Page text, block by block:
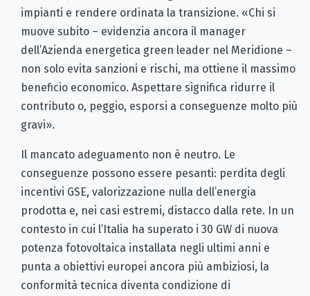
impianti e rendere ordinata la transizione. «Chi si
muove subito – evidenzia ancora il manager
dell’Azienda energetica green leader nel Meridione –
non solo evita sanzioni e rischi, ma ottiene il massimo
beneficio economico. Aspettare significa ridurre il
contributo o, peggio, esporsi a conseguenze molto più
gravi».
Il mancato adeguamento non è neutro. Le
conseguenze possono essere pesanti: perdita degli
incentivi GSE, valorizzazione nulla dell’energia
prodotta e, nei casi estremi, distacco dalla rete. In un
contesto in cui l’Italia ha superato i 30 GW di nuova
potenza fotovoltaica installata negli ultimi anni e
punta a obiettivi europei ancora più ambiziosi, la
conformità tecnica diventa condizione di